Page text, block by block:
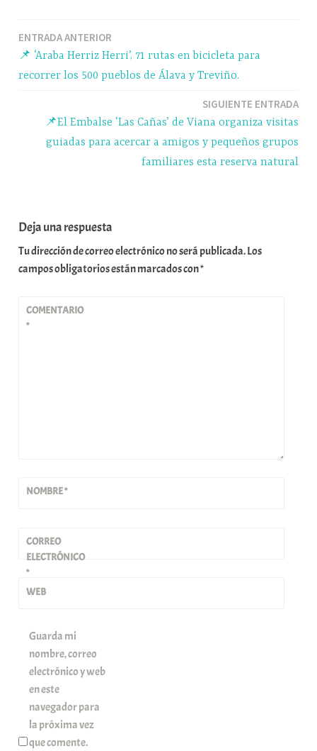
pp m rti
r
Navegación
ENTRADA ANTERIOR
📌 ‘Araba Herriz Herri’, 71 rutas en bicicleta para
recorrer los 500 pueblos de Álava y Treviño.
SIGUIENTE ENTRADA
📌El Embalse ‘Las Cañas’ de Viana organiza visitas
guiadas para acercar a amigos y pequeños grupos
familiares esta reserva natural
Deja una respuesta
Tu dirección de correo electrónico no será publicada.Los
campos obligatorios están marcados con*
COMENTARIO
*
NOMBRE*
CORREO
ELECTRÓNICO
*
WEB
Guarda mi
nombre, correo
electrónico y web
en este
navegador para
la próxima vez
que comente.